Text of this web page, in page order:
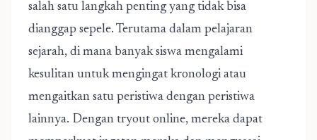
salah satu langkah penting yang tidak bisa
dianggap sepele. Terutama dalam pelajaran
sejarah, di mana banyak siswa mengalami
kesulitan untuk mengingat kronologi atau
mengaitkan satu peristiwa dengan peristiwa
lainnya. Dengan tryout online, mereka dapat